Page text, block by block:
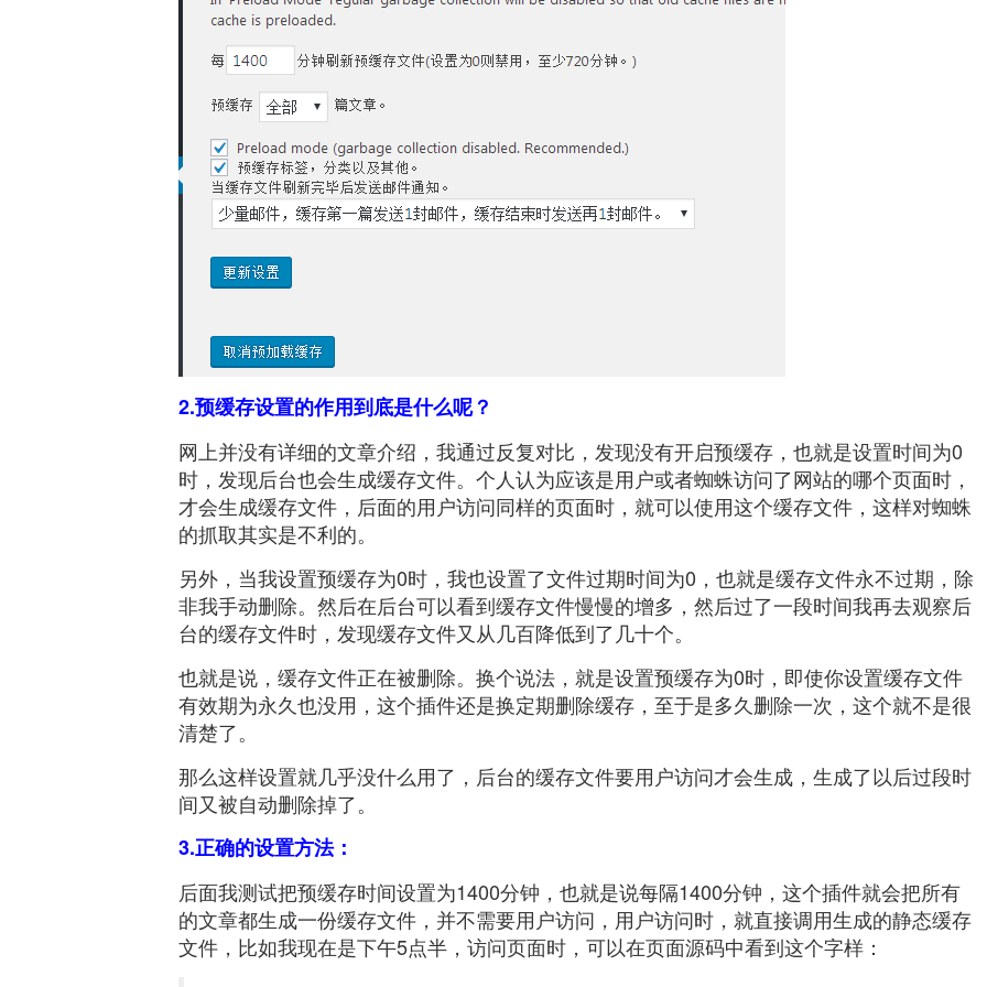
2.预缓存设置的作用到底是什么呢？
网上并没有详细的文章介绍，我通过反复对比，发现没有开启预缓存，也就是设置时间为0
时，发现后台也会生成缓存文件。个人认为应该是用户或者蜘蛛访问了网站的哪个页面时，
才会生成缓存文件，后面的用户访问同样的页面时，就可以使用这个缓存文件，这样对蜘蛛
的抓取其实是不利的。
另外，当我设置预缓存为0时，我也设置了文件过期时间为0，也就是缓存文件永不过期，除
非我手动删除。然后在后台可以看到缓存文件慢慢的增多，然后过了一段时间我再去观察后
台的缓存文件时，发现缓存文件又从几百降低到了几十个。
也就是说，缓存文件正在被删除。换个说法，就是设置预缓存为0时，即使你设置缓存文件
有效期为永久也没用，这个插件还是换定期删除缓存，至于是多久删除一次，这个就不是很
清楚了。
那么这样设置就几乎没什么用了，后台的缓存文件要用户访问才会生成，生成了以后过段时
间又被自动删除掉了。
3.正确的设置方法：
后面我测试把预缓存时间设置为1400分钟，也就是说每隔1400分钟，这个插件就会把所有
的文章都生成一份缓存文件，并不需要用户访问，用户访问时，就直接调用生成的静态缓存
文件，比如我现在是下午5点半，访问页面时，可以在页面源码中看到这个字样：